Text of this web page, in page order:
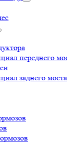
переднего
заднего моста